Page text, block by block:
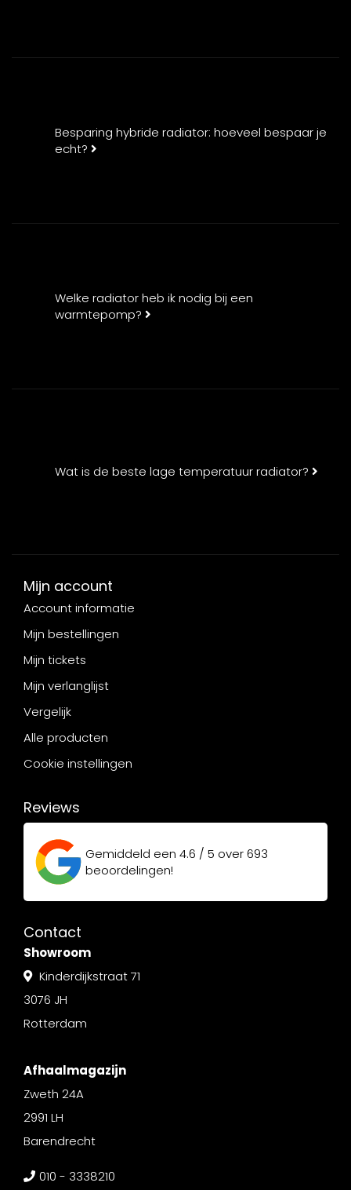
Besparing hybride radiator: hoeveel bespaar je
echt?
Welke radiator heb ik nodig bij een
warmtepomp?
Wat is de beste lage temperatuur radiator?
Mijn account
Account informatie
Mijn bestellingen
Mijn tickets
Mijn verlanglijst
Vergelijk
Alle producten
Cookie instellingen
Reviews
Gemiddeld een 4.6 / 5 over693
beoordelingen!
Contact
Showroom
Kinderdijkstraat 71
3076 JH
Rotterdam
Afhaalmagazijn
Zweth 24A
2991 LH
Barendrecht
010 - 3338210